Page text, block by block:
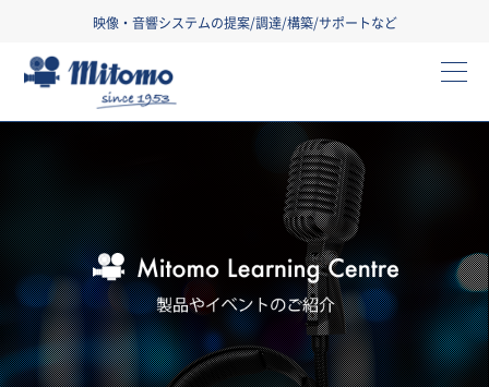
映像・音響システムの提案/調達/構築/サポートなど